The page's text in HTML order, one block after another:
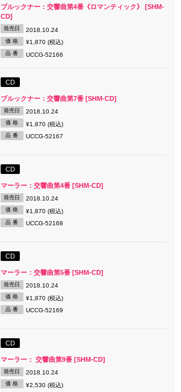
ブルックナー：交響曲第4番《ロマンティック》 [SHM-
CD]
発売日 2018.10.24
価 格 ¥1,870 (税込)
品 番 UCCG-52166
CD
ブルックナー：交響曲第7番 [SHM-CD]
発売日 2018.10.24
価 格 ¥1,870 (税込)
品 番 UCCG-52167
CD
マーラー：交響曲第4番 [SHM-CD]
発売日 2018.10.24
価 格 ¥1,870 (税込)
品 番 UCCG-52168
CD
マーラー：交響曲第5番 [SHM-CD]
発売日 2018.10.24
価 格 ¥1,870 (税込)
品 番 UCCG-52169
CD
マーラー： 交響曲第9番 [SHM-CD]
発売日 2018.10.24
価 格 ¥2,530 (税込)